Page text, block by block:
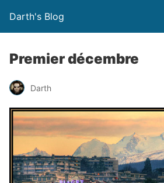
Darth's Blog
Premier décembre
Darth